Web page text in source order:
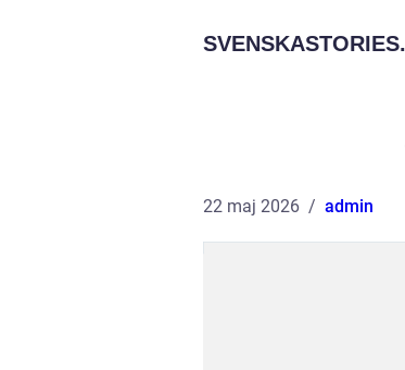
SVENSKASTORIES.
22 maj 2026 admin